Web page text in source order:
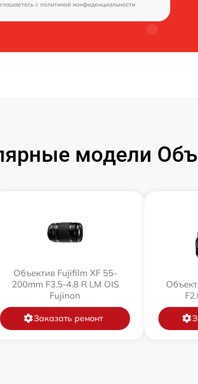
c политикой конфиденциальности
модели
Объектив Fujifilm XF 55-
200mm F3.5-4.8 R LM OIS
Fujinon
Заказать ремонт